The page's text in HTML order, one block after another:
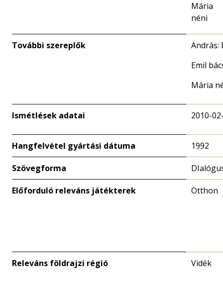
Mária
néni
További szereplők
András:
Emil
Mária
Ismétlések adatai 2010-
Hangfelvétel gyártási dátuma 1992
Szövegforma
Előforduló releváns játékterek Otthon
Releváns földrajzi régió Vidék